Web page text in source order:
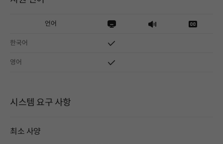
언어
한국어
영어
시스템 요구 사항
최소 사양